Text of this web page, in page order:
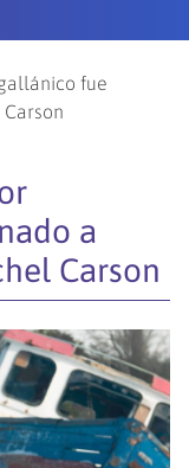
fue
a
Carson